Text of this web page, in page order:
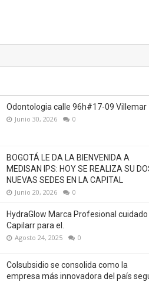
Odontologia calle 96h#17-09 Villemar
Junio 30, 2026 0
BOGOTÁ LE DA LA BIENVENIDA A
MEDISAN IPS: HOY SE REALIZA SU
NUEVAS SEDES EN LA CAPITAL
Junio 20, 2026 0
HydraGlow Marca Profesional cuidado
Capilarr para el.
Agosto 24, 2025 0
Colsubsidio se consolida como la
empresa más innovadora del país